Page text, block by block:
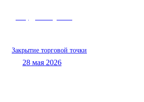
Закрытие торговой точки
28 мая 2026